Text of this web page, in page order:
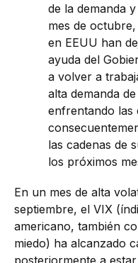
de la demanda
mes de
en EEUU han
ayuda del
a volver a
alta demanda
enfrentando las
las cadenas de
los próximos
En un mes de alta
septiembre, el VIX
americano, también
miedo) ha alcanzado